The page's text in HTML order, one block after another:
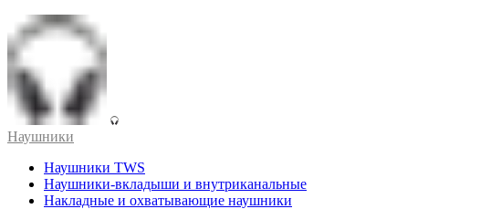
Наушники
Наушники TWS
Наушники-вкладыши и внутриканальные
Накладные и охватывающие наушники